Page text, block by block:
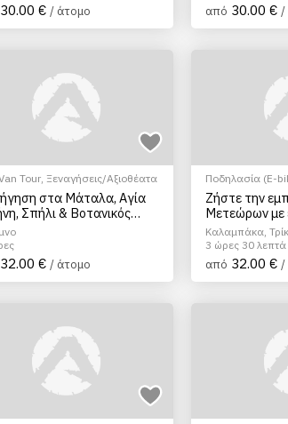
30.00 € / άτομο από 30.00 € /
Tour, Ξεναγήσεις/Αξιοθέατα
στα Μάταλα, Αγία
Σπήλι & Βοτανικός
από το Ρέθυμνο
32.00 € / άτομο
Ποδηλασία (E-
Θρησκευτικός
Ξεναγήσεις/
Πολιτισμικά,
Ζήστε την
Μετεώρων με
ποδήλατο
Καλαμπάκα,
3 ώρες 30 λεπτά
από 32.00 € /